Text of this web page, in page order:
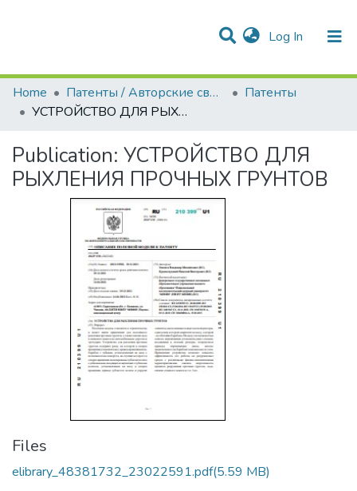
Log In (current)
Communities & Collections
Statistics
All of DSpace
Home
Патенты / Авторские свидетельства
Патенты
УСТРОЙСТВО ДЛЯ РЫХЛЕНИЯ ПРОЧНЫХ ГРУНТОВ
Publication: УСТРОЙСТВО ДЛЯ
РЫХЛЕНИЯ ПРОЧНЫХ ГРУНТОВ
Files
elibrary_48381732_23022591.pdf(5.59 MB)